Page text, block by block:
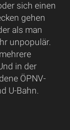
sich einen
gehen
als man
unpopulär.
in der
ÖPNV-
U-Bahn.